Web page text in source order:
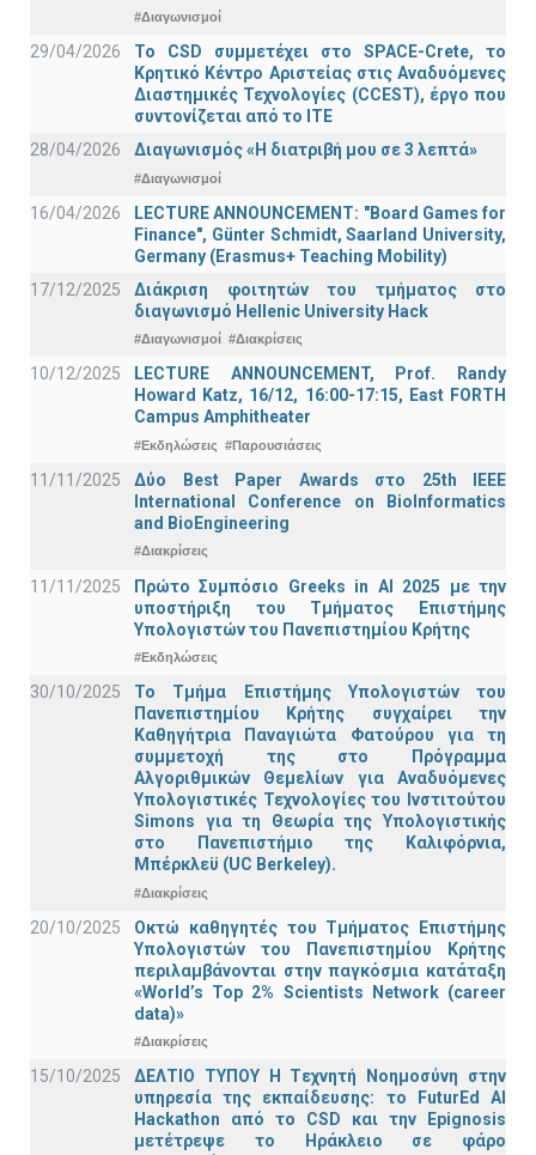
#Διαγωνισμοί
29/04/2026
Το CSD συμμετέχει στο SPACE-Crete, το
Κρητικό Κέντρο Αριστείας στις Αναδυόμενες
Διαστημικές Τεχνολογίες (CCEST), έργο που
συντονίζεται από το ΙΤΕ
28/04/2026
Διαγωνισμός «Η διατριβή μου σε 3 λεπτά»
#Διαγωνισμοί
16/04/2026
LECTURE ANNOUNCEMENT: "Board Games for
Finance", Günter Schmidt, Saarland University,
Germany (Erasmus+ Teaching Mobility)
17/12/2025
Διάκριση φοιτητών του τμήματος στο
διαγωνισμό Hellenic University Hack
#Διαγωνισμοί #Διακρίσεις
10/12/2025
LECTURE ANNOUNCEMENT, Prof. Randy
Howard Katz, 16/12, 16:00-17:15, East FORTH
Campus Amphitheater
#Εκδηλώσεις #Παρουσιάσεις
11/11/2025
Δύο Best Paper Awards στο 25th IEEE
International Conference on BioInformatics
and BioEngineering
#Διακρίσεις
11/11/2025
Πρώτο Συμπόσιο Greeks in AI 2025 με την
υποστήριξη του Τμήματος Επιστήμης
Υπολογιστών του Πανεπιστημίου Κρήτης
#Εκδηλώσεις
30/10/2025
Το Τμήμα Επιστήμης Υπολογιστών του
Πανεπιστημίου Κρήτης συγχαίρει την
Καθηγήτρια Παναγιώτα Φατούρου για τη
συμμετοχή της στο Πρόγραμμα
Αλγοριθμικών Θεμελίων για Αναδυόμενες
Υπολογιστικές Τεχνολογίες του Ινστιτούτου
Simons για τη Θεωρία της Υπολογιστικής
στο Πανεπιστήμιο της Καλιφόρνια,
Μπέρκλεϋ (UC Berkeley).
#Διακρίσεις
20/10/2025
Οκτώ καθηγητές του Τμήματος Επιστήμης
Υπολογιστών του Πανεπιστημίου Κρήτης
περιλαμβάνονται στην παγκόσμια κατάταξη
«World’s Top 2% Scientists Network (career
data)»
#Διακρίσεις
15/10/2025
ΔΕΛΤΙΟ ΤΥΠΟΥ H Tεχνητή Νοημοσύνη στην
υπηρεσία της εκπαίδευσης: το FuturEd AI
Hackathon από το CSD και την Epignosis
μετέτρεψε το Ηράκλειο σε φάρο